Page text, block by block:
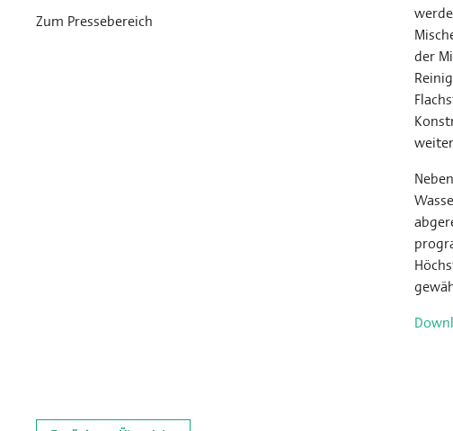
Zum Pressebereich
der